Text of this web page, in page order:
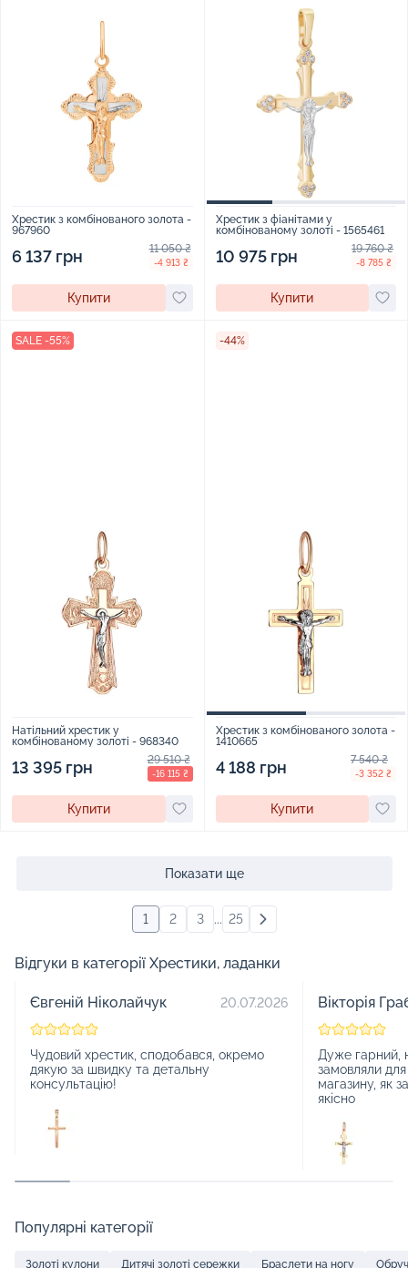
Хрестик з комбінованого золота -
967960
6 137 грн 11 050 ₴
-4 913 ₴
Купити
Хрестик з фіанітами у
комбінованому золоті - 1565461
10 975 грн 19 760 ₴
-8 785 ₴
Купити
SALE -55%
Натільний хрестик у
комбінованому золоті - 968340
13 395 грн 29 510 ₴
-16 115 ₴
Купити
-44%
Хрестик з комбінованого золота -
1410665
4 188 грн 7 540 ₴
-3 352 ₴
Купити
Показати ще
1 2 3 ... 25
Відгуки в категорії Хрестики, ладанки
Євгеній Ніколайчук 20.07.2026
Чудовий хрестик, сподобався, окремо
дякую за швидку та детальну
консультацію!
Вікторія
Дуже гарний,
замовляли
магазину, як
якісно
Популярні категорії
Золоті кулони Дитячі золоті сережки Браслети на ногу